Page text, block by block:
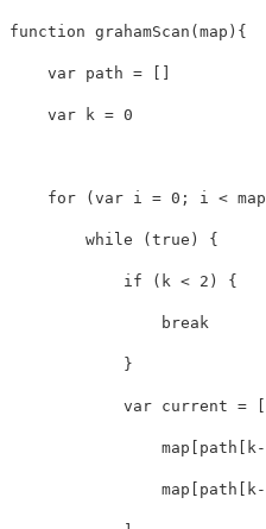
function grahamScan ( map ){
var path =
var k = 0
for ( var i = 0 ; i < map
while ( true ) {
if ( k < 2 ) {
break
}
var current =
map path k -
map path k -